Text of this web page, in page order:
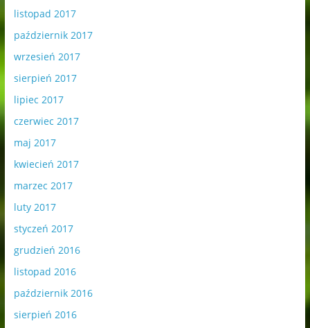
listopad 2017
październik 2017
wrzesień 2017
sierpień 2017
lipiec 2017
czerwiec 2017
maj 2017
kwiecień 2017
marzec 2017
luty 2017
styczeń 2017
grudzień 2016
listopad 2016
październik 2016
sierpień 2016